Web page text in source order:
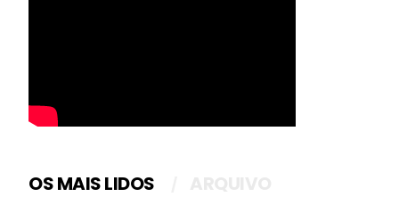
OS MAIS LIDOS